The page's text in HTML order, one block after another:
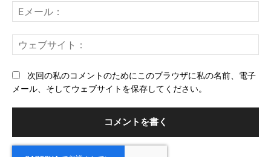
メ
ー
ェ
次回の私のコメントのためにこのブラウザに私の名前、電子
メール、そしてウェブサイトを保存してください。